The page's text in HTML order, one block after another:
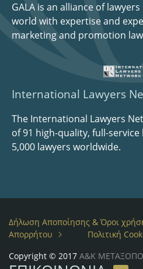
GALA is an alliance of
world with expertise and
marketing and promotion
International Lawyers
The International Lawyers
of 91 high-quality, full-
5,000 lawyers worldwide.
Δήλωση Αποποίησης & Όροι
Απορρήτου
Πολιτική
Copyright © 2017 Α&Κ